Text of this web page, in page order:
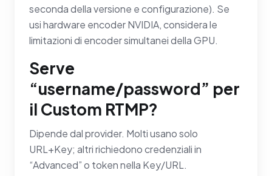
seconda della versione e configurazione). Se
usi hardware encoder NVIDIA, considera le
limitazioni di encoder simultanei della GPU.
Serve
“username/password” per
il Custom RTMP?
Dipende dal provider. Molti usano solo
URL+Key; altri richiedono credenziali in
“Advanced” o token nella Key/URL.